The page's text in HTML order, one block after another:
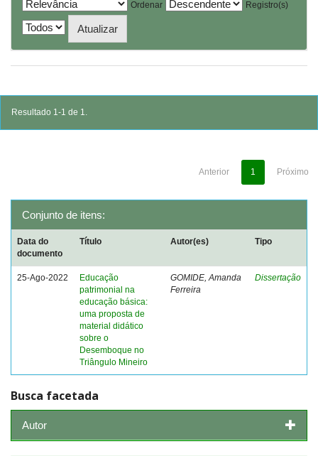
Ordenar
Registro(s)
Resultado 1-1 de 1.
Anterior 1 Próximo
Conjunto de itens:
Data do
documento
Título Autor(es) Tipo
25-Ago-2022
Educação
patrimonial na
educação básica:
uma proposta de
material didático
sobre o
Desemboque no
Triângulo Mineiro
GOMIDE, Amanda
Ferreira
Dissertação
Busca facetada
Autor